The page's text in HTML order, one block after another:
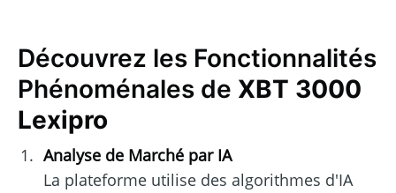
Découvrez les Fonctionnalités
Phénoménales de XBT 3000
Lexipro
Analyse de Marché par IA
La plateforme utilise des algorithmes d'IA